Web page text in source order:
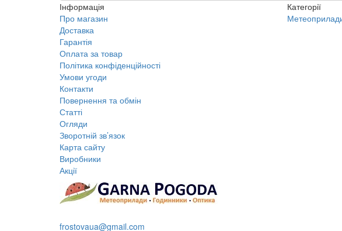
Інформація
Про магазин
Доставка
Гарантія
Оплата за товар
Політика конфіденційності
Умови угоди
Контакти
Повернення та обмін
Статті
Огляди
Зворотній зв’язок
Карта сайту
Виробники
Акції
Категорії
frostovaua@gmail.com